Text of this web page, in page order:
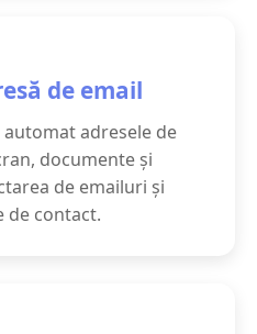
de email
automat adresele de
documente și
de emailuri și
de contact.